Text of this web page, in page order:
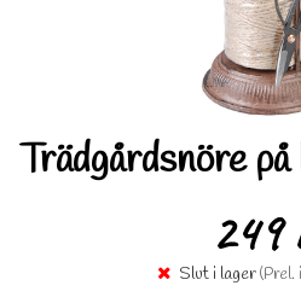
Trädgårdsnöre
249
Slut i lager(Prel.